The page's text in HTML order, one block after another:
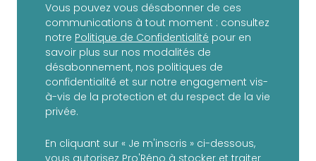
Vous pouvez vous désabonner de ces
communications à tout moment : consultez
notre Politique de Confidentialité pour en
savoir plus sur nos modalités de
désabonnement, nos politiques de
confidentialité et sur notre engagement vis-
à-vis de la protection et du respect de la vie
privée.
En cliquant sur « Je m'inscris » ci-dessous,
vous autorisez Pro'Réno à stocker et traiter